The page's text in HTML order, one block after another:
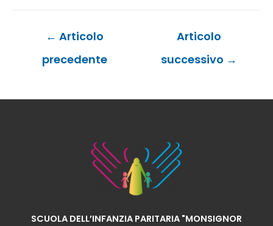
Navigazione
← Articolo
precedente
Articolo
successivo →
SCUOLA DELL’INFANZIA PARITARIA "MONSIGNOR